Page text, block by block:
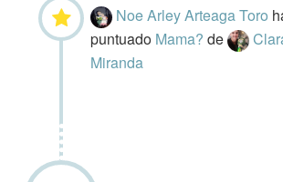
Noe Arley Arteaga Toro
puntuado Mama?de
Miranda